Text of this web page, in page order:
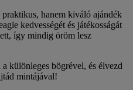
praktikus, hanem kiváló ajándék
kedvességét és játékosságát
így mindig öröm lesz
különleges bögrével, és élvezd
mintájával!